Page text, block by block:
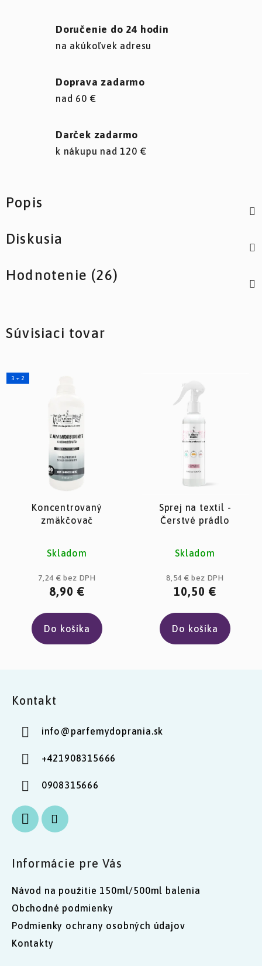
Doručenie do 24 hodín
na akúkoľvek adresu
Doprava zadarmo
nad 60 €
Darček zadarmo
k nákupu nad 120 €
Popis
Diskusia
Hodnotenie (26)
Súvisiaci tovar
3 + 2
Koncentrovaný
zmäkčovač
hodnotenie
produktu
je
Skladom
7,24 € bez DPH
8,90 €
Do košíka
Sprej na textil -
Čerstvé prádlo
hodnotenie
produktu
je
Skladom
8,54 € bez DPH
10,50 €
Do košíka
Kontakt
info @parfemydoprania.sk
+421908315666
0908315666
Informácie pre Vás
Návod na použitie 150ml/500ml balenia
Obchodné podmienky
Podmienky ochrany osobných údajov
Kontakty